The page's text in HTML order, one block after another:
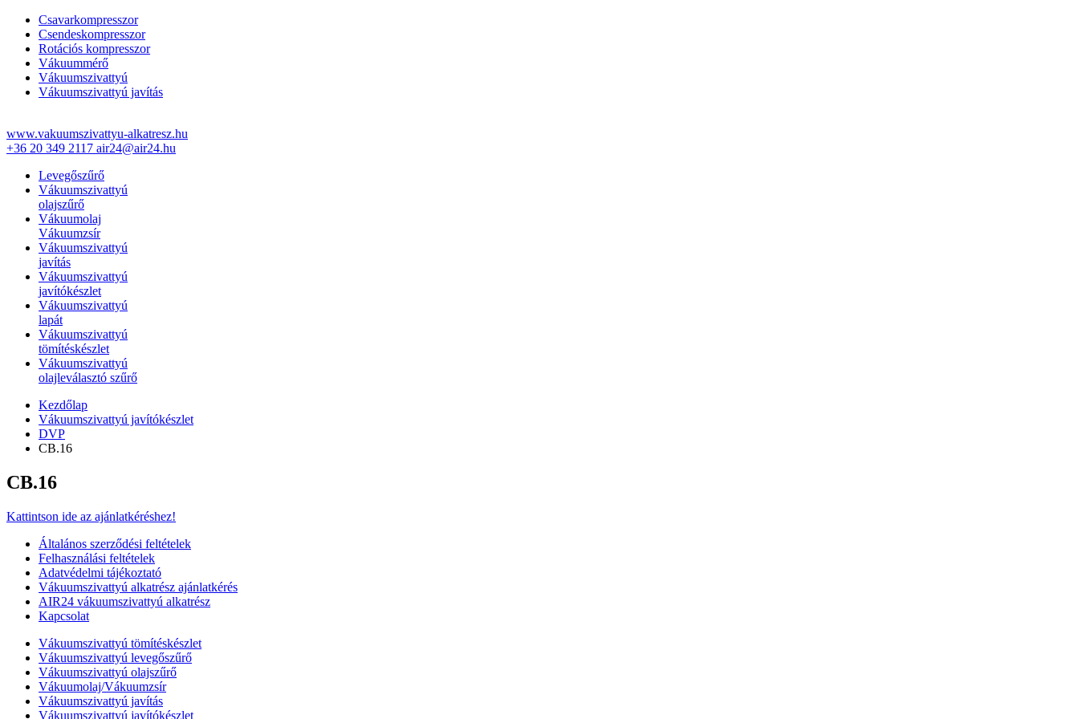
Csavarkompresszor
Csendeskompresszor
Rotációs kompresszor
Vákuummérő
Vákuumszivattyú
Vákuumszivattyú javítás
www.vakuumszivattyu-alkatresz.hu
+36 20 349 2117 air24@air24.hu
Levegőszűrő
Vákuumszivattyú
olajszűrő
Vákuumolaj
Vákuumzsír
Vákuumszivattyú
javítás
Vákuumszivattyú
javítókészlet
Vákuumszivattyú
lapát
Vákuumszivattyú
tömítéskészlet
Vákuumszivattyú
olajleválasztó szűrő
Kezdőlap
Vákuumszivattyú javítókészlet
DVP
CB.16
CB.16
Kattintson ide az ajánlatkéréshez!
Általános szerződési feltételek
Felhasználási feltételek
Adatvédelmi tájékoztató
Vákuumszivattyú alkatrész ajánlatkérés
AIR24 vákuumszivattyú alkatrész
Kapcsolat
Vákuumszivattyú tömítéskészlet
Vákuumszivattyú levegőszűrő
Vákuumszivattyú olajszűrő
Vákuumolaj/Vákuumzsír
Vákuumszivattyú javítás
Vákuumszivattyú javítókészlet